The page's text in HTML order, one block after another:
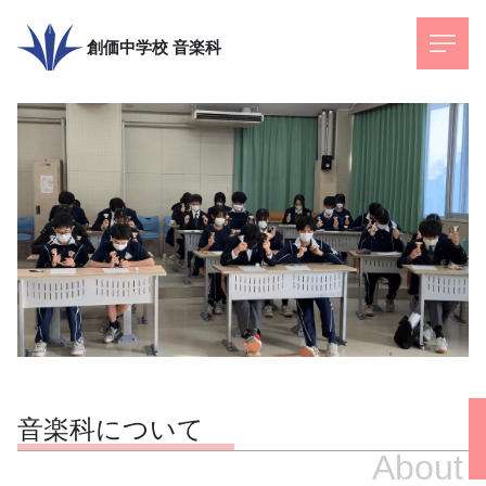
創価中学校 音楽科
音楽科について
About